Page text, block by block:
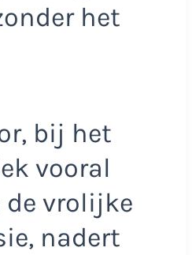
het
bij het
vooral
de vrolijke
nadert